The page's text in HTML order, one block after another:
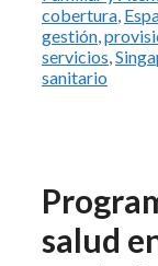
cobertura,
gestión,
servicios,
sanitario
salud